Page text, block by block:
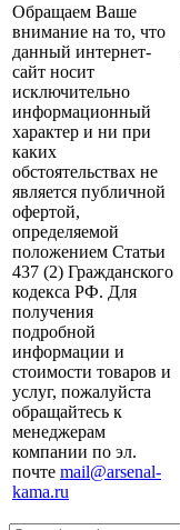
Обращаем Ваше
внимание на то, что
данный интернет-
сайт носит
исключительно
информационный
характер и ни при
каких
обстоятельствах не
является публичной
офертой,
определяемой
положением Статьи
437 (2) Гражданского
кодекса РФ. Для
получения
подробной
информации и
стоимости товаров и
услуг, пожалуйста
обращайтесь к
менеджерам
компании по эл.
почте mail@arsenal-
kama.ru